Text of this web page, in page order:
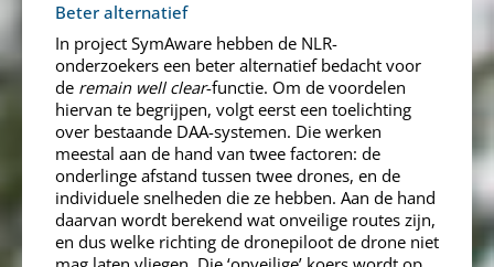
Beter alternatief
In project SymAware hebben de NLR-
onderzoekers een beter alternatief bedacht voor
de remain well clear-functie. Om de voordelen
hiervan te begrijpen, volgt eerst een toelichting
over bestaande DAA-systemen. Die werken
meestal aan de hand van twee factoren: de
onderlinge afstand tussen twee drones, en de
individuele snelheden die ze hebben. Aan de hand
daarvan wordt berekend wat onveilige routes zijn,
en dus welke richting de dronepiloot de drone niet